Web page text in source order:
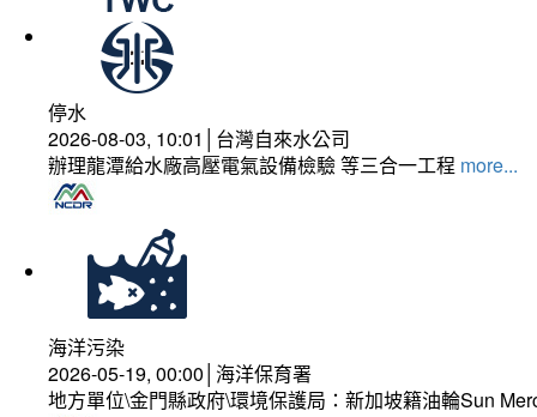
停水
2026-08-03, 10:01│台灣自來水公司
辦理龍潭給水廠高壓電氣設備檢驗 等三合一工程 more...
海洋污染
2026-05-19, 00:00│海洋保育署
地方單位\金門縣政府\環境保護局：新加坡籍油輪Sun